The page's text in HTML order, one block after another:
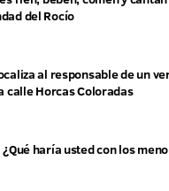
del Rocío
al responsable de un
calle Horcas Coloradas
¿Qué haría usted con los